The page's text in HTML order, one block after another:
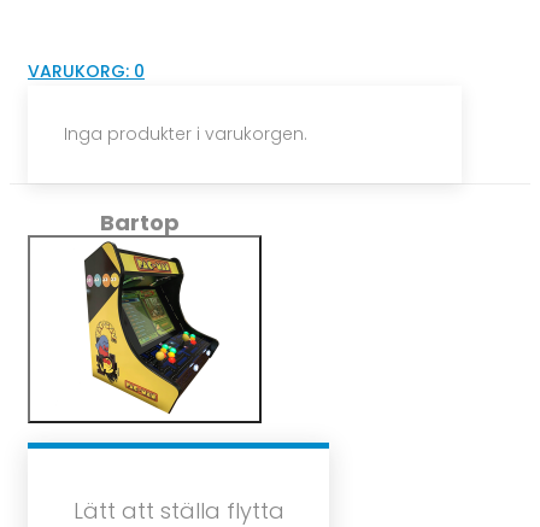
VARUKORG: 0
Inga produkter i varukorgen.
Bartop
Lätt att ställa flytta